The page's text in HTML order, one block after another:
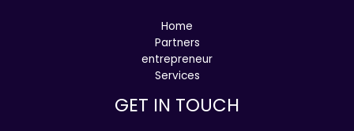
Home
Partners
entrepreneur
Services
GET IN TOUCH